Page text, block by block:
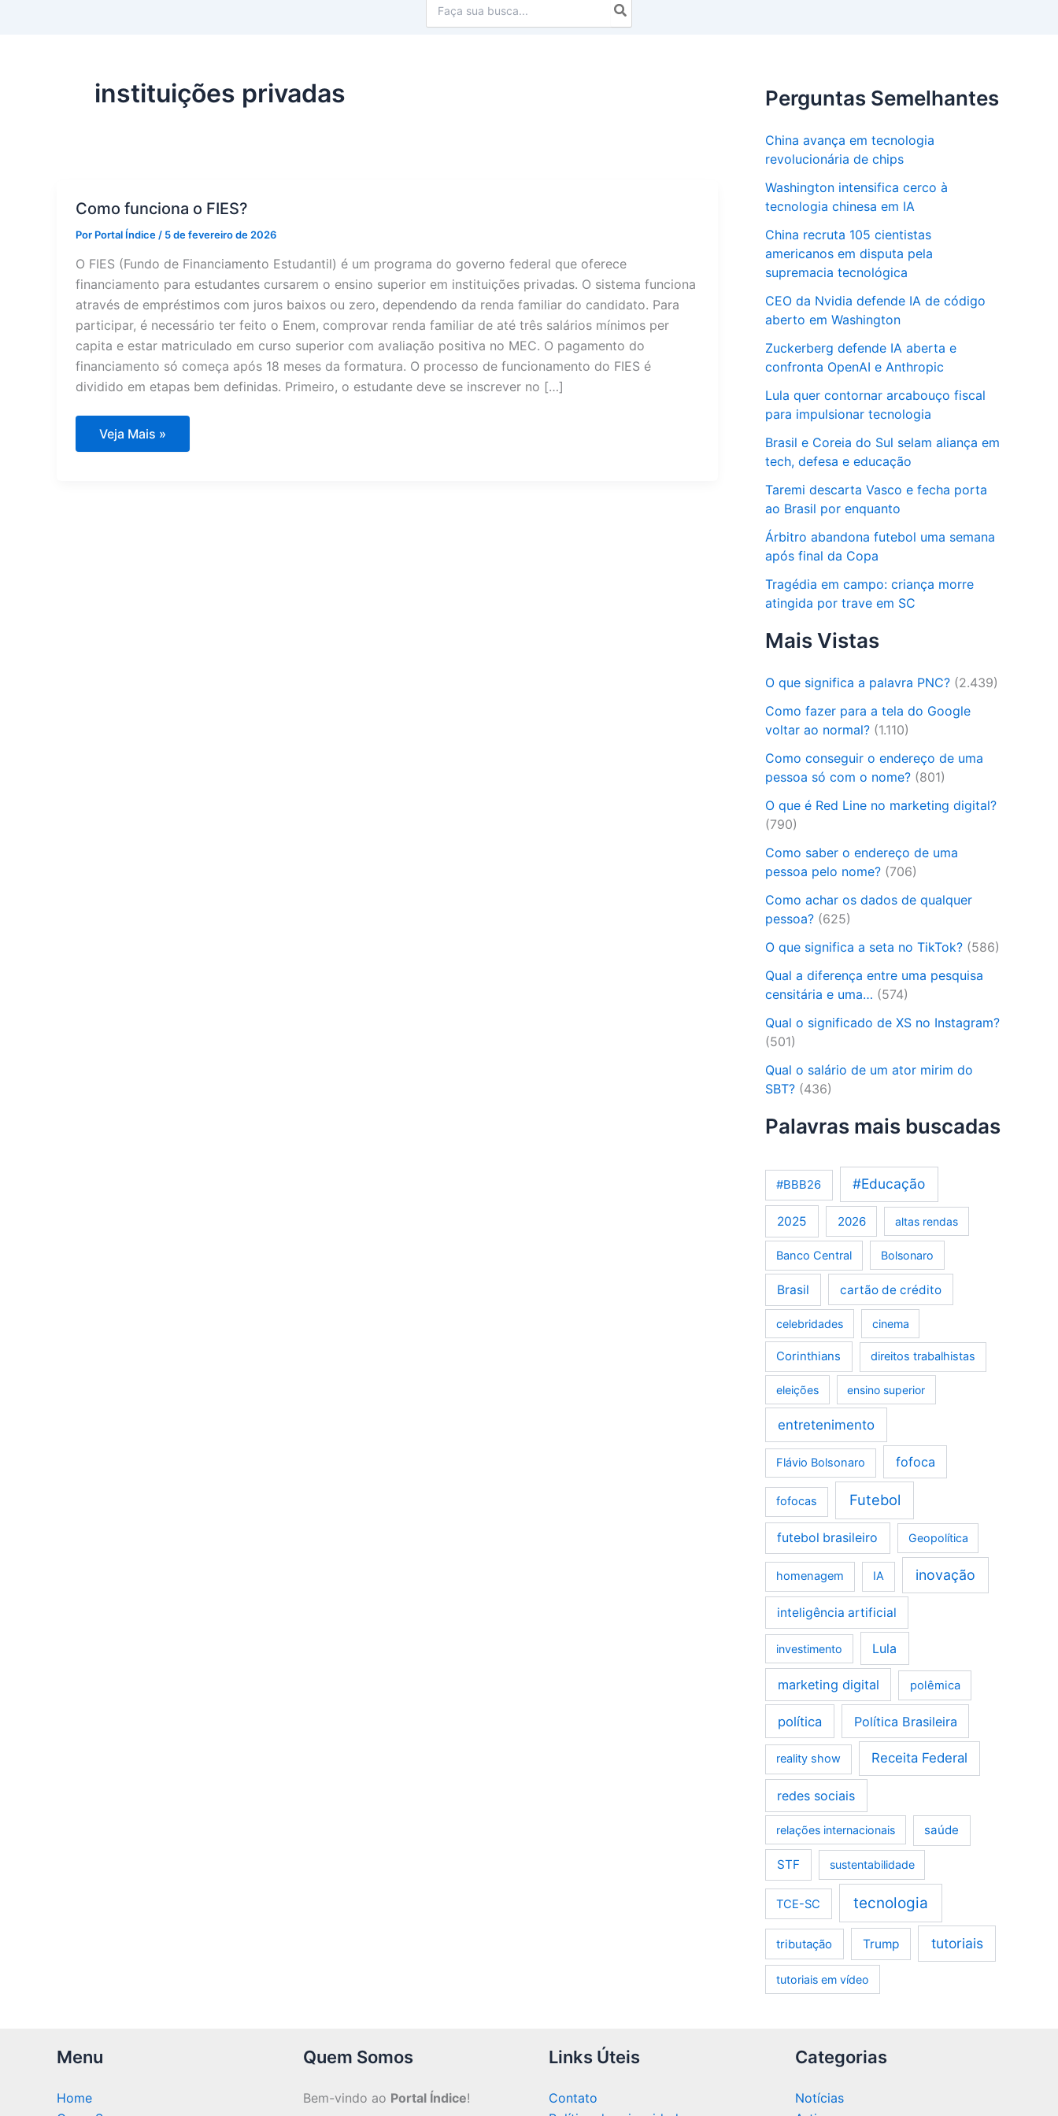
instituições privadas
Como funciona o FIES?
Por Portal Índice / 5 de fevereiro de 2026
O FIES (Fundo de Financiamento Estudantil) é um programa do governo federal que oferece
financiamento para estudantes cursarem o ensino superior em instituições privadas. O sistema funciona
através de empréstimos com juros baixos ou zero, dependendo da renda familiar do candidato. Para
participar, é necessário ter feito o Enem, comprovar renda familiar de até três salários mínimos per
capita e estar matriculado em curso superior com avaliação positiva no MEC. O pagamento do
financiamento só começa após 18 meses da formatura. O processo de funcionamento do FIES é
dividido em etapas bem definidas. Primeiro, o estudante deve se inscrever no […]
Como
funciona
Veja Mais »
Perguntas Semelhantes
China avança em tecnologia
revolucionária de chips
Washington intensifica cerco à
tecnologia chinesa em IA
China recruta 105 cientistas
americanos em disputa pela
supremacia tecnológica
CEO da Nvidia defende IA de código
aberto em Washington
Zuckerberg defende IA aberta e
confronta OpenAI e Anthropic
Lula quer contornar arcabouço fiscal
para impulsionar tecnologia
Brasil e Coreia do Sul selam aliança em
tech, defesa e educação
Taremi descarta Vasco e fecha porta
ao Brasil por enquanto
Árbitro abandona futebol uma semana
após final da Copa
Tragédia em campo: criança morre
atingida por trave em SC
Mais Vistas
O que significa a palavra PNC? (2.439)
Como fazer para a tela do Google
voltar ao normal? (1.110)
Como conseguir o endereço de uma
pessoa só com o nome? (801)
O que é Red Line no marketing digital?
(790)
Como saber o endereço de uma
pessoa pelo nome? (706)
Como achar os dados de qualquer
pessoa? (625)
O que significa a seta no TikTok? (586)
Qual a diferença entre uma pesquisa
censitária e uma… (574)
Qual o significado de XS no Instagram?
(501)
Qual o salário de um ator mirim do
SBT? (436)
Palavras mais buscadas
#BBB26 #Educação
2025 2026 altas rendas
Banco Central Bolsonaro
Brasil cartão de crédito
celebridades cinema
Corinthians direitos trabalhistas
eleições ensino superior
entretenimento
Flávio Bolsonaro fofoca
fofocas Futebol
futebol brasileiro Geopolítica
homenagem IA inovação
inteligência artificial
investimento Lula
marketing digital polêmica
política Política Brasileira
reality show Receita Federal
redes sociais
relações internacionais saúde
STF sustentabilidade
TCE-SC tecnologia
tributação Trump tutoriais
tutoriais em vídeo
Menu
Home
Quem Somos
Bem-vindo ao Portal Índice!
Links Úteis
Contato
Categorias
Notícias